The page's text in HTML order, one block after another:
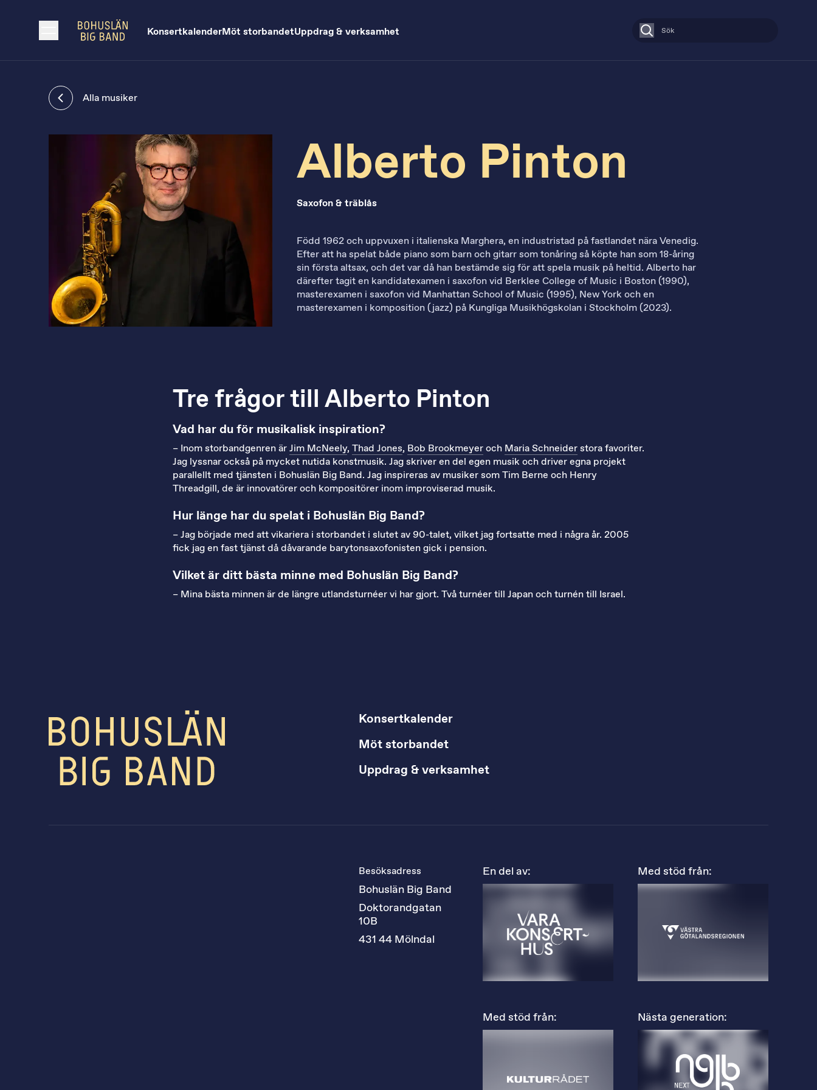
KonsertkalenderMöt storbandetUppdrag & verksamhet
Sök
Alla musiker
Alberto Pinton
Saxofon & träblås
Född 1962 och uppvuxen i italienska Marghera, en industristad på fastlandet nära Venedig.
Efter att ha spelat både piano som barn och gitarr som tonåring så köpte han som 18-åring
sin första altsax, och det var då han bestämde sig för att spela musik på heltid. Alberto har
därefter tagit en kandidatexamen i saxofon vid Berklee College of Music i Boston (1990),
masterexamen i saxofon vid Manhattan School of Music (1995), New York och en
masterexamen i komposition (jazz) på Kungliga Musikhögskolan i Stockholm (2023).
Tre frågor till Alberto Pinton
Vad har du för musikalisk inspiration?
– Inom storbandgenren ärJim McNeely, Thad Jones, Bob Brookmeyeroch Maria Schneiderstora favoriter.
Jag lyssnar också på mycket nutida konstmusik. Jag skriver en del egen musik och driver egna projekt
parallellt med tjänsten i Bohuslän Big Band. Jag inspireras av musiker som Tim Berne och Henry
Threadgill, de är innovatörer och kompositörer inom improviserad musik.
Hur länge har du spelat i Bohuslän Big Band?
– Jag började med att vikariera i storbandet i slutet av 90-talet, vilket jag fortsatte med i några år. 2005
fick jag en fast tjänst då dåvarande barytonsaxofonisten gick i pension.
Vilket är ditt bästa minne med Bohuslän Big Band?
– Mina bästa minnen är de längre utlandsturnéer vi har gjort. Två turnéer till Japan och turnén till Israel.
Konsertkalender
Möt storbandet
Uppdrag & verksamhet
Besöksadress
Bohuslän Big Band
Doktorandgatan
10B
431 44 Mölndal
En del av: Med stöd från:
Med stöd från: Nästa generation: